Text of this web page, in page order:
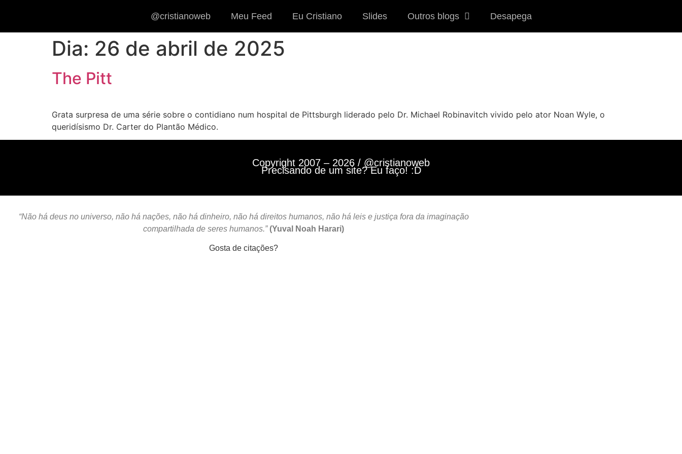
@cristianoweb Meu Feed Eu Cristiano Slides Outros blogs Desapega
Dia: 26 de abril de 2025
The Pitt
Grata surpresa de uma série sobre o contidiano num hospital de Pittsburgh liderado pelo Dr. Michael Robinavitch vivido pelo ator Noan Wyle, o
queridísismo Dr. Carter do Plantão Médico.
Copyright 2007 – 2026 / @cristianoweb
Precisando de um site? Eu faço! :D
“Não há deus no universo, não há nações, não há dinheiro, não há direitos humanos, não há leis e justiça fora da imaginação
compartilhada de seres humanos.” (Yuval Noah Harari)
Gosta de citações?